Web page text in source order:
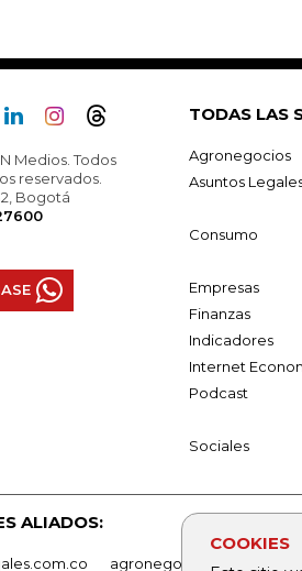
COOKIES
Medios. Todos
reservados.
Bogotá
TODAS LAS
Agronegocios
Asuntos
Consumo
Empresas
Finanzas
Indicadores
Internet
Podcast
Sociales
ALIADOS:
agronegocios.co